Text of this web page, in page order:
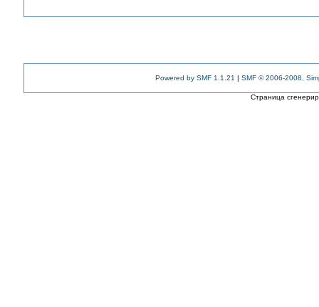
Powered by SMF 1.1.21 | SMF © 2006-2008,
Страница